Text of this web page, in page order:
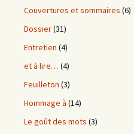
Couvertures et sommaires (6)
Dossier(31)
Entretien (4)
et à lire… (4)
Feuilleton (3)
Hommage à (14)
Le goût des mots (3)